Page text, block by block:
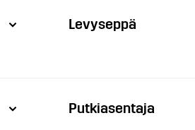
Levyseppä
Putkiasentaja